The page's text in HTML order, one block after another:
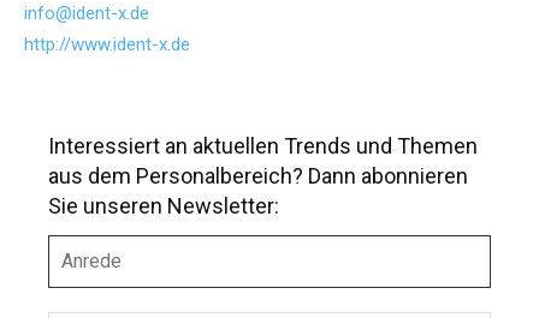
info@ident-x.de
http://www.ident-x.de
Interessiert an aktuellen Trends und Themen
aus dem Personalbereich? Dann abonnieren
Sie unseren Newsletter:
r